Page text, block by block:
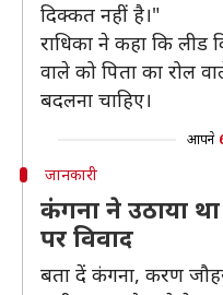
दिक्कत नहीं है।"
राधिका ने कहा कि लीड
वाले को पिता का रोल
बदलना चाहिए।
आपने
जानकारी
कंगना ने उठाया
पर विवाद
बता दें कंगना, करण